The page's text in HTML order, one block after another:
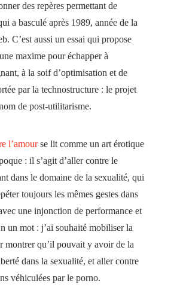
des repères permettant de
a basculé après 1989, année de la
C’est aussi un essai qui propose
maxime pour échapper à
à la soif d’optimisation et de
par la technostructure : le projet
de post-utilitarisme.
l’amourse lit comme un art érotique
: il s’agit d’aller contre le
dans le domaine de la sexualité, qui
toujours les mêmes gestes dans
une injonction de performance et
un mot : j’ai souhaité mobiliser la
montrer qu’il pouvait y avoir de la
dans la sexualité, et aller contre
véhiculées par le porno.